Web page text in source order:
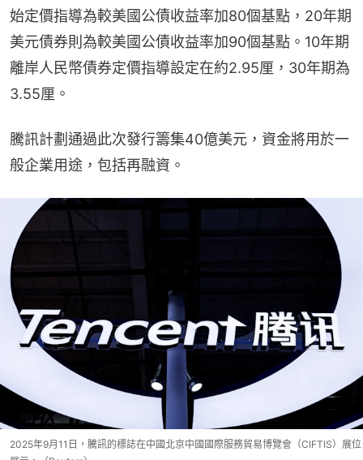
始定價指導為較美國公債收益率加80個基點，20年期
美元債券則為較美國公債收益率加90個基點。10年期
離岸人民幣債券定價指導設定在約2.95厘，30年期為
3.55厘。
騰訊計劃通過此次發行籌集40億美元，資金將用於一
般企業用途，包括再融資。
2025年9月11日，騰訊的標誌在中國北京中國國際服務貿易博覽會（CIFTIS）展位